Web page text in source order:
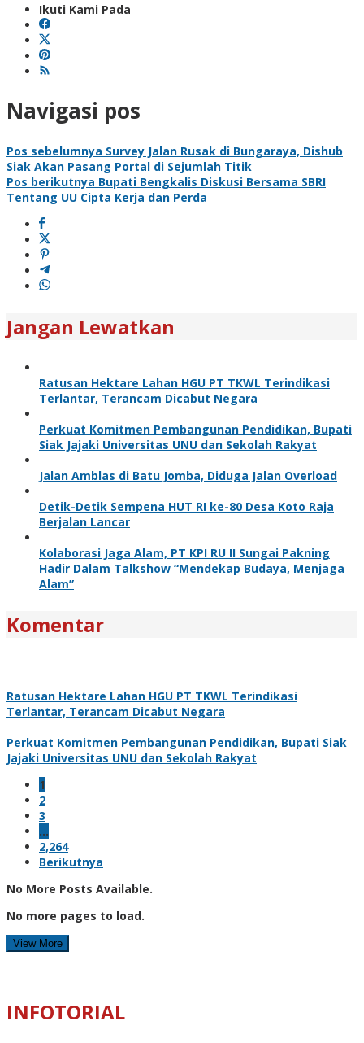
Ikuti Kami Pada
Navigasi pos
Pos sebelumnya Survey Jalan Rusak di Bungaraya, Dishub
Siak Akan Pasang Portal di Sejumlah Titik
Pos berikutnya Bupati Bengkalis Diskusi Bersama SBRI
Tentang UU Cipta Kerja dan Perda
Jangan Lewatkan
Ratusan Hektare Lahan HGU PT TKWL Terindikasi
Terlantar, Terancam Dicabut Negara
Perkuat Komitmen Pembangunan Pendidikan, Bupati
Siak Jajaki Universitas UNU dan Sekolah Rakyat
Jalan Amblas di Batu Jomba, Diduga Jalan Overload
Detik-Detik Sempena HUT RI ke-80 Desa Koto Raja
Berjalan Lancar
Kolaborasi Jaga Alam, PT KPI RU II Sungai Pakning
Hadir Dalam Talkshow “Mendekap Budaya, Menjaga
Alam”
Komentar
Ratusan Hektare Lahan HGU PT TKWL Terindikasi
Terlantar, Terancam Dicabut Negara
Perkuat Komitmen Pembangunan Pendidikan, Bupati Siak
Jajaki Universitas UNU dan Sekolah Rakyat
1
2
3
…
2,264
Berikutnya
No More Posts Available.
No more pages to load.
View More
INFOTORIAL